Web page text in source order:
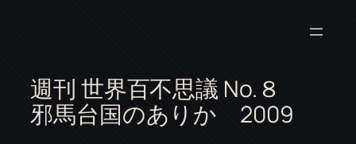
週刊 世界百不思議 No.８
邪馬台国のありか 2009